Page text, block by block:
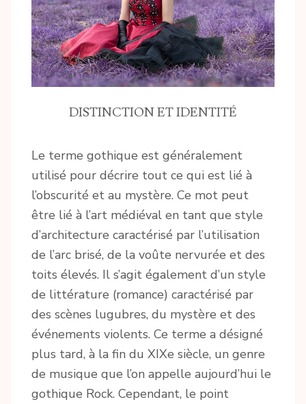
DISTINCTION ET IDENTITÉ
Le terme gothique est généralement
utilisé pour décrire tout ce qui est lié à
l’obscurité et au mystère. Ce mot peut
être lié à l’art médiéval en tant que style
d’architecture caractérisé par l’utilisation
de l’arc brisé, de la voûte nervurée et des
toits élevés. Il s’agit également d’un style
de littérature (romance) caractérisé par
des scènes lugubres, du mystère et des
événements violents. Ce terme a désigné
plus tard, à la fin du XIXe siècle, un genre
de musique que l’on appelle aujourd’hui le
gothique Rock. Cependant, le point